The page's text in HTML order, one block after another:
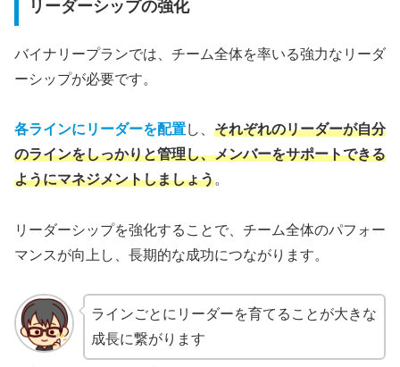
リーダーシップの強化
バイナリープランでは、チーム全体を率いる強力なリーダ
ーシップが必要です。
各ラインにリーダーを配置し、 それぞれのリーダーが自分
のラインをしっかりと管理し、メンバーをサポートできる
ようにマネジメントしましょう。
リーダーシップを強化することで、チーム全体のパフォー
マンスが向上し、長期的な成功につながります。
ラインごとにリーダーを育てることが大きな
成長に繋がります